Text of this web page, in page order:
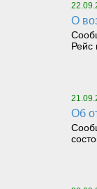
О
Рейс
Об